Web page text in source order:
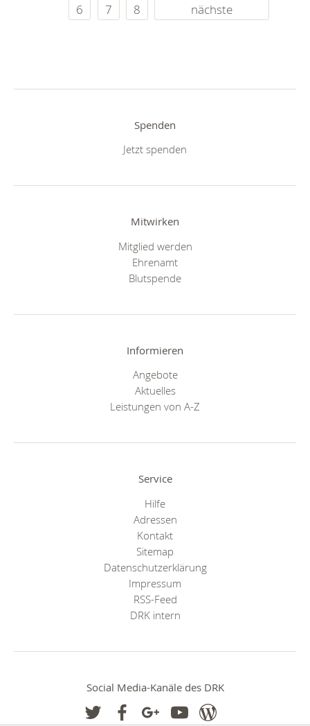
6
7 8 nächste
Spenden
Jetzt spenden
Mitwirken
Mitglied werden
Ehrenamt
Blutspende
Informieren
Angebote
Aktuelles
Leistungen von A-Z
Service
Hilfe
Adressen
Kontakt
Sitemap
Datenschutzerklärung
Impressum
RSS-Feed
DRK intern
Social Media-Kanäle des DRK